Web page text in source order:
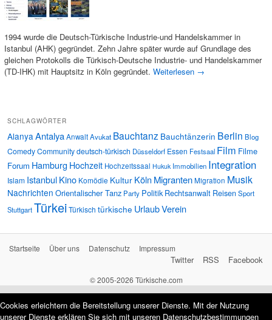
1994 wurde die Deutsch-Türkische Industrie-und Handelskammer in
Istanbul (AHK) gegründet. Zehn Jahre später wurde auf Grundlage des
gleichen Protokolls die Türkisch-Deutsche Industrie- und Handelskammer
(TD-IHK) mit Hauptsitz in Köln gegründet. Weiterlesen →
SCHLAGWÖRTER
AlanyaAntalyaAnwaltAvukat Bauchtanz Bauchtänzerin Berlin Blog
ComedyCommunitydeutsch-türkisch Düsseldorf Essen Festsaal Film Filme
Forum Hamburg Hochzeit Hochzeitssaal Hukuk Immobilien Integration
Islam IstanbulKino Komödie Kultur Köln MigrantenMigration Musik
Nachrichten Orientalischer Tanz Party Politik Rechtsanwalt ReisenSport
StuttgartTürkeiTürkisch türkische UrlaubVerein
Startseite Über uns Datenschutz Impressum
Facebook
RSS
Twitter
© 2005-2026 Türkische.com
Cookies erleichtern die Bereitstellung unserer Dienste. Mit der Nutzung
unserer Dienste erklären Sie sich mit unseren Datenschutzbestimmungen